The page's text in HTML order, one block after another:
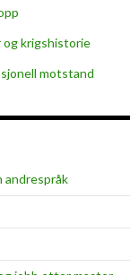
og krigshistorie
motstand
andrespråk